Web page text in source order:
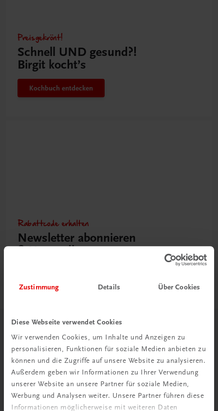
Zustimmung Details Über Cookies
Diese Webseite verwendet Cookies
Wir verwenden Cookies, um Inhalte und Anzeigen zu
personalisieren, Funktionen für soziale Medien anbieten zu
können und die Zugriffe auf unsere Website zu analysieren.
Außerdem geben wir Informationen zu Ihrer Verwendung
unserer Website an unsere Partner für soziale Medien,
Werbung und Analysen weiter. Unsere Partner führen diese
Informationen möglicherweise mit weiteren Daten
Preisgekrönt!
Schnell UND gesund?!
Birgit kocht’s
Kochbuch entdecken
Rabattcode erhalten
Newsletter abonnieren
& Versandkosten sparen
Herzlich willkommen bei TRAUNER!
Wir über uns